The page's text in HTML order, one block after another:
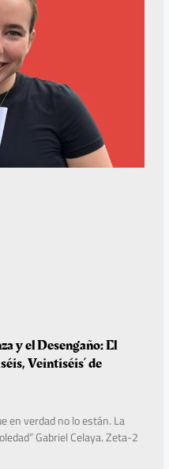
y el Desengaño: El
Veintiséis’ de
en verdad no lo están. La
Gabriel Celaya. Zeta-2